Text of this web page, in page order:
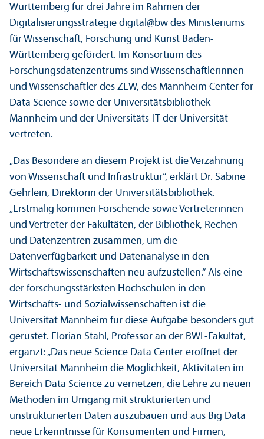
Württemberg für drei Jahre im Rahmen der
Digitalisierungs­strategie digital@bw des Ministeriums
für Wissenschaft, Forschung und Kunst Baden-
Württemberg gefördert. Im Konsortium des
Forschungs­datenzentrums sind Wissenschaft­lerinnen
und Wissenschaft­ler des ZEW, des Mannheim Center for
Data Science sowie der Universitäts­bibliothek
Mannheim und der Universitäts-IT der Universität
vertreten.
„Das Besondere an diesem Projekt ist die Verzahnung
von Wissenschaft und Infrastruktur“, erklärt Dr. Sabine
Gehrlein, Direktorin der Universitäts­bibliothek.
„Erstmalig kommen Forschende sowie Vertreterinnen
und Vertreter der Fakultäten, der Bibliothek, Rechen
und Datenzentren zusammen, um die
Datenverfügbarkeit und Datenanalyse in den
Wirtschafts­wissenschaften neu aufzustellen.“ Als eine
der forschungs­stärksten Hochschulen in den
Wirtschafts- und Sozial­wissenschaften ist die
Universität Mannheim für diese Aufgabe besonders gut
gerüstet. Florian Stahl, Professor an der BWL-Fakultät,
ergänzt: „Das neue Science Data Center eröffnet der
Universität Mannheim die Möglichkeit, Aktivitäten im
Bereich Data Science zu vernetzen, die Lehre zu neuen
Methoden im Umgang mit strukturierten und
unstrukturierten Daten auszubauen und aus Big Data
neue Er­kenntnisse für Konsumenten und Firmen,